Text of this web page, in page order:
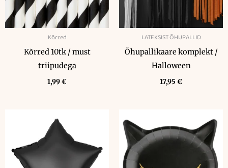
Kõrred
Kõrred 10tk / must
triipudega
1,99€
LATEKSIST ÕHUPALLID
Õhupallikaare komplekt /
Halloween
17,95 €